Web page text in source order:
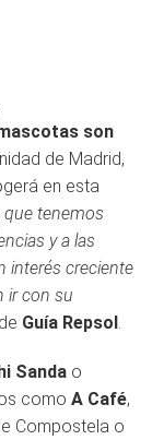
son
de Madrid,
en esta
que tenemos
y a las
interés creciente
ir con su
Guía Repsol.
Sanda o
como A Café,
Compostela o